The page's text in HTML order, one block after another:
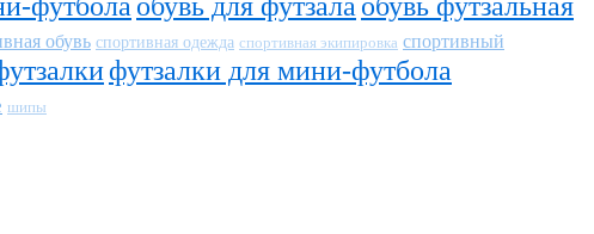
обувь спортивная одежда спортивная экипировка спортивный
футзалки для мини-футбола
шипы